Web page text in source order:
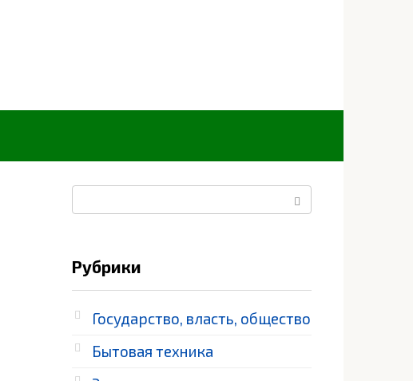
Рубрики
Государство, власть, общество
Бытовая техника